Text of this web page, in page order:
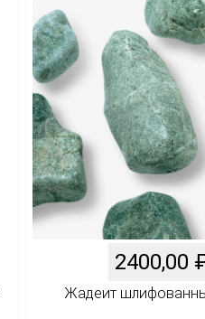
2400,00
Жадеит